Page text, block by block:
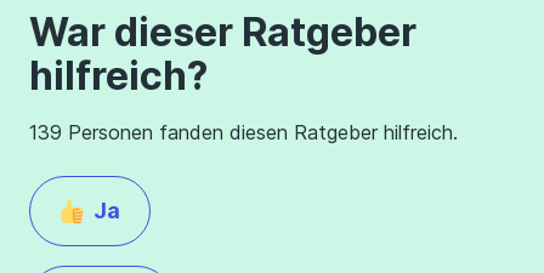
War dieser Ratgeber
hilfreich?
139 Personen fanden diesen Ratgeber hilfreich.
Ja